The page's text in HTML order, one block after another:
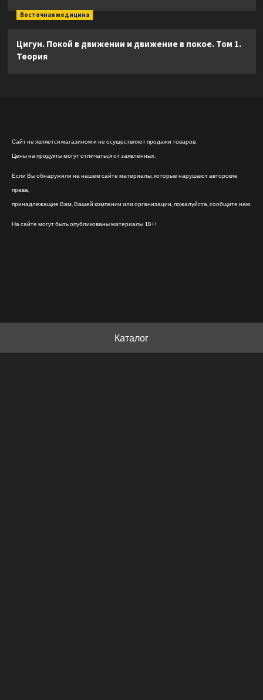
Восточная медицина
Цигун. Покой в движении и движение в покое. Том 1.
Теория
Сайт не является магазином и не осуществляет продажи товаров.
Цены на продукты могут отличаться от заявленных.
Если Вы обнаружили на нашем сайте материалы, которые нарушают авторские
права,
принадлежащие Вам, Вашей компании или организации, пожалуйста, сообщите нам.
На сайте могут быть опубликованы материалы 18+!
Каталог